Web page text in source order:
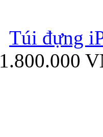
Túi xách da
Túi đựng
1.800.000